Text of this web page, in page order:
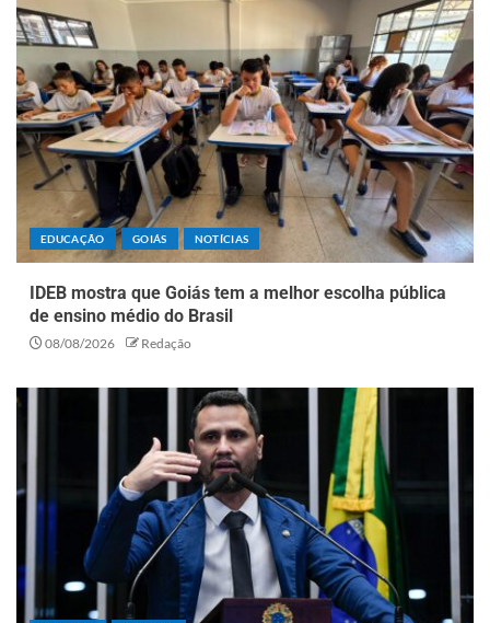
EDUCAÇÃO GOIÁS NOTÍCIAS
IDEB mostra que Goiás tem a melhor escolha pública
de ensino médio do Brasil
08/08/2026 Redação